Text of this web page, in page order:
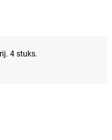
4 stuks.